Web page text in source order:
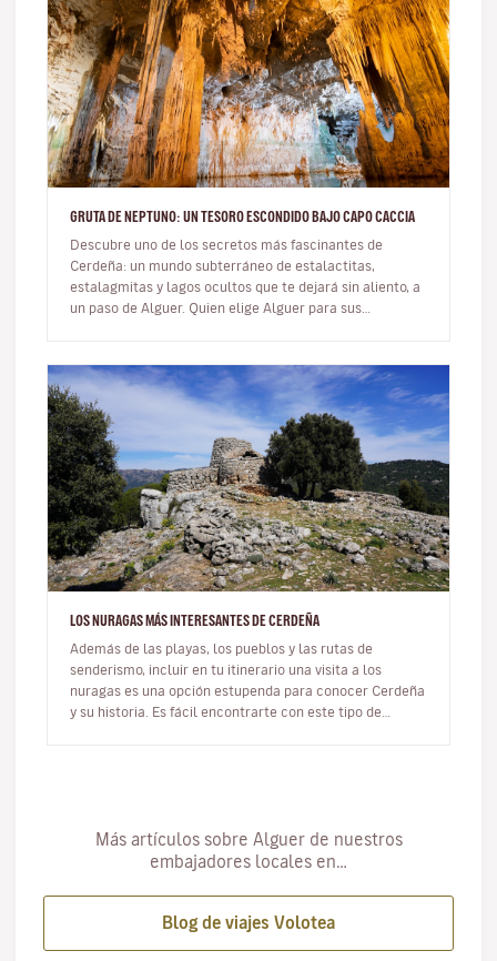
GRUTA DE NEPTUNO: UN TESORO ESCONDIDO BAJO CAPO CACCIA
Descubre uno de los secretos más fascinantes de
Cerdeña: un mundo subterráneo de estalactitas,
estalagmitas y lagos ocultos que te dejará sin aliento, a
un paso de Alguer. Quien elige Alguer para sus
LOS NURAGAS MÁS INTERESANTES DE CERDEÑA
Además de las playas, los pueblos y las rutas de
senderismo, incluir en tu itinerario una visita a los
nuragas es una opción estupenda para conocer Cerdeña
y su historia. Es fácil encontrarte con este tipo de
Más artículos sobre Alguer de nuestros
embajadores locales en…
Blog de viajes Volotea